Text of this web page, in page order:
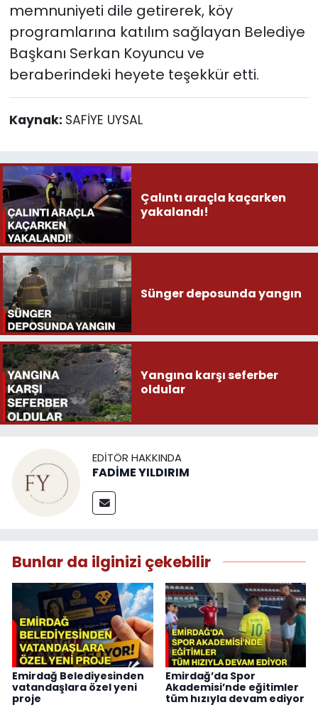
memnuniyeti dile getirerek, köy
programlarına katılım sağlayan Belediye
Başkanı Serkan Koyuncu ve
beraberindeki heyete teşekkür etti.
Kaynak: SAFİYE UYSAL
Çalıntı araçla kaçarken
yakalandı!
Sünger deposunda yangın
Yangına karşı seferber
oldular
EDITÖR HAKKINDA
FADİME YILDIRIM
Bunlar da ilginizi çekebilir
Emirdağ Belediyesinden
vatandaşlara özel yeni
proje
Emirdağ’da Spor
Akademisi’nde eğitimler
tüm hızıyla devam ediyor